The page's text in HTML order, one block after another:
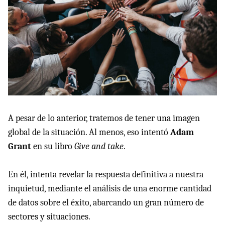
A pesar de lo anterior, tratemos de tener una imagen
global de la situación. Al menos, eso intentóAdam
Granten su libroGive and take.
En él, intenta revelar la respuesta definitiva a nuestra
inquietud, mediante el análisis de una enorme cantidad
de datos sobre el éxito, abarcando un gran número de
sectores y situaciones.